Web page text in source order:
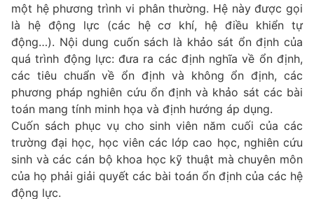
một hệ phương trình vi phân thường. Hệ này được gọi
là hệ động lực (các hệ cơ khí, hệ điều khiển tự
động…). Nội dung cuốn sách là khảo sát ổn định của
quá trình động lực: đưa ra các định nghĩa về ổn định,
các tiêu chuẩn về ổn định và không ổn định, các
phương pháp nghiên cứu ổn định và khảo sát các bài
toán mang tính minh họa và định hướng áp dụng.
Cuốn sách phục vụ cho sinh viên năm cuối của các
trường đại học, học viên các lớp cao học, nghiên cứu
sinh và các cán bộ khoa học kỹ thuật mà chuyên môn
của họ phải giải quyết các bài toán ổn định của các hệ
động lực.